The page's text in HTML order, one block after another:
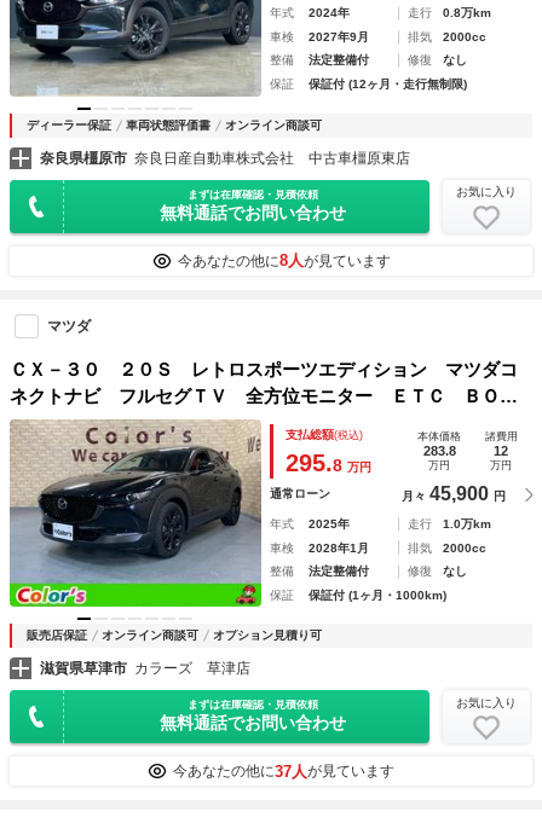
年式 2024年 走行
0.8万km
車検
2027年9月 排気
2000cc
整備
法定整備付 修復
なし
保証
保証付 (12ヶ月・走行無制限)
ディーラー保証 車両状態評価書 オンライン商談可
奈良県橿原市 奈良日産自動車株式会社 中古車橿原東店
まずは在庫確認・見積依頼
無料通話でお問い合わせ
お気に入り
今あなたの他に8人が見ています
マツダ
ＣＸ－３０ ２０Ｓ レトロスポーツエディション マツダコ
ネクトナビ フルセグＴＶ 全方位モニター ＥＴＣ ＢＯＳ
Ｓサウンドシステム シート・ステアリングヒーター ２メモ
リ機能付運転席パワーシート おくだけ充電 パワーバックド
ア １オーナー車
支払総額(税込)
295.8 万円
本体価格
283.8
万円
諸費用
12
万円
通常ローン 月々 45,900 円
年式 2025年 走行
1.0万km
車検
2028年1月 排気
2000cc
整備
法定整備付 修復
なし
保証
保証付 (1ヶ月・1000km)
販売店保証 オンライン商談可 オプション見積り可
滋賀県草津市 カラーズ 草津店
まずは在庫確認・見積依頼
無料通話でお問い合わせ
お気に入り
今あなたの他に37人が見ています